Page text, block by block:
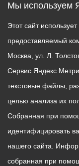
Мы используем
Этот сайт
предоставляемый
Москва, ул. Л.
Сервис Яндекс
текстовые файлы,
целью анализа их
Собранная при
идентифицировать
нашего сайта.
собранная при